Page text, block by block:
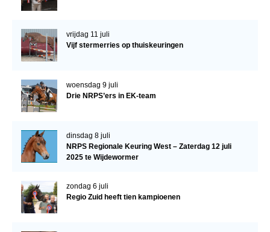
vrijdag 11 juli
Vijf stermerries op thuiskeuringen
woensdag 9 juli
Drie NRPS’ers in EK-team
dinsdag 8 juli
NRPS Regionale Keuring West – Zaterdag 12 juli
2025 te Wijdewormer
zondag 6 juli
Regio Zuid heeft tien kampioenen